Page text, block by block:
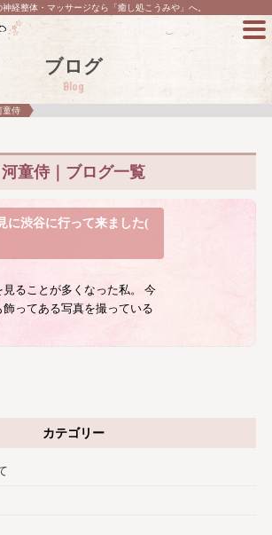
神経整体・マッサージなら「癒し処こうみや」へ。
ブログ
Blog
童侍
河童侍｜ブログ一覧
に渋谷に行って来ました(
ることが多くなった私。 今
飾ってある写真を撮っている
カテゴリー